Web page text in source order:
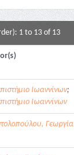
1 to 13 of 13
Ιωαννίνων;
Ιωαννίνων
Γεωργία